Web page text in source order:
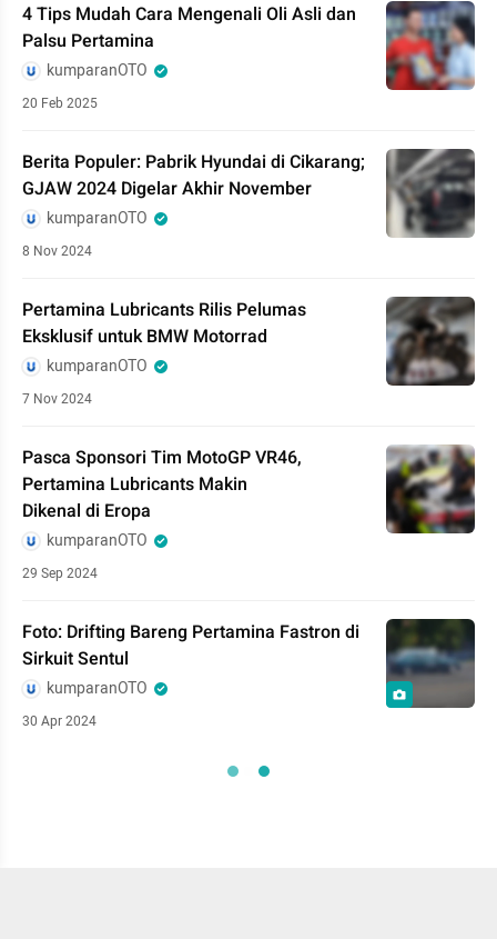
4 Tips Mudah Cara Mengenali Oli Asli dan
Palsu Pertamina
kumparanOTO
20 Feb 2025
Berita Populer: Pabrik Hyundai di Cikarang;
GJAW 2024 Digelar Akhir November
kumparanOTO
8 Nov 2024
Pertamina Lubricants Rilis Pelumas
Eksklusif untuk BMW Motorrad
kumparanOTO
7 Nov 2024
Pasca Sponsori Tim MotoGP VR46,
Pertamina Lubricants Makin
Dikenal di Eropa
kumparanOTO
29 Sep 2024
Foto: Drifting Bareng Pertamina Fastron di
Sirkuit Sentul
kumparanOTO
30 Apr 2024